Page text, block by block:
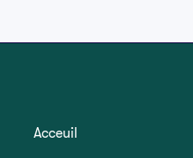
Acceuil